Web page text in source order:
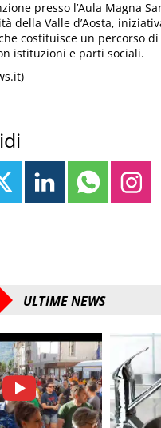
presso l’Aula Magna
della Valle d’Aosta,
costituisce un percorso
istituzioni e parti sociali.
ULTIME NEWS